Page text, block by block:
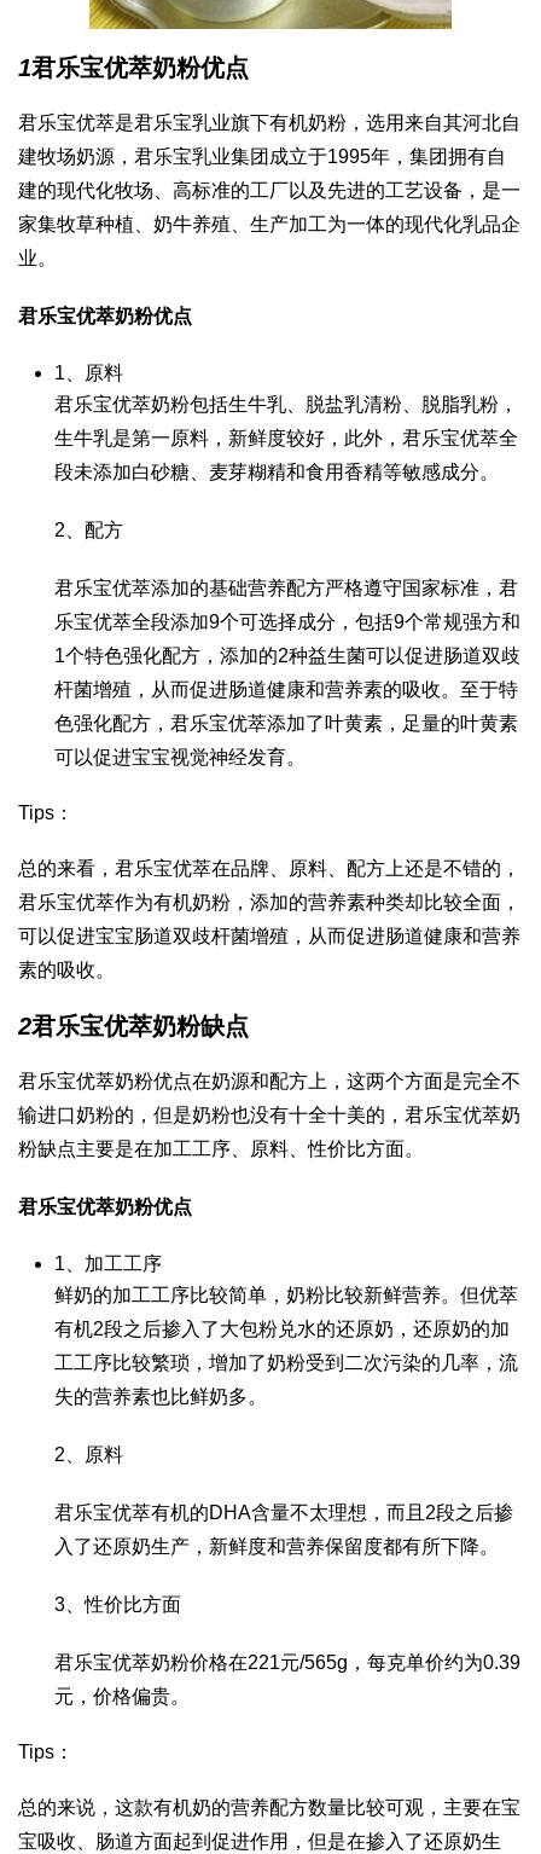
1君乐宝优萃奶粉优点
君乐宝优萃是君乐宝乳业旗下有机奶粉，选用来自其河北自
建牧场奶源，君乐宝乳业集团成立于1995年，集团拥有自
建的现代化牧场、高标准的工厂以及先进的工艺设备，是一
家集牧草种植、奶牛养殖、生产加工为一体的现代化乳品企
业。
君乐宝优萃奶粉优点
1、原料
君乐宝优萃奶粉包括生牛乳、脱盐乳清粉、脱脂乳粉，
生牛乳是第一原料，新鲜度较好， 此外，君乐宝优萃全
段未添加白砂糖、麦芽糊精和食用香精等敏感成分。
2、配方
君乐宝优萃添加的基础营养配方严格遵守国家标准，君
乐宝优萃全段添加9个可选择成分，包括9个常规强方和
1个特色强化配方， 添加的2种益生菌可以促进肠道双歧
杆菌增殖，从而促进肠道健康和营养素的吸收。至于特
色强化配方，君乐宝优萃添加了叶黄素，足量的叶黄素
可以促进宝宝视觉神经发育。
Tips：
总的来看，君乐宝优萃在品牌、原料、配方上还是不错的，
君乐宝优萃作为有机奶粉，添加的营养素种类却比较全面，
可以促进宝宝肠道双歧杆菌增殖，从而促进肠道健康和营养
素的吸收。
2君乐宝优萃奶粉缺点
君乐宝优萃奶粉优点在奶源和配方上，这两个方面是完全不
输进口奶粉的，但是奶粉也没有十全十美的，君乐宝优萃奶
粉缺点主要是在加工工序、原料、性价比方面。
君乐宝优萃奶粉优点
1、加工工序
鲜奶的加工工序比较简单，奶粉比较新鲜营养。但优萃
有机2段之后掺入了大包粉兑水的还原奶，还原奶的加
工工序比较繁琐，增加了奶粉受到二次污染的几率，流
失的营养素也比鲜奶多。
2、原料
君乐宝优萃有机的DHA含量不太理想，而且2段之后掺
入了还原奶生产，新鲜度和营养保留度都有所下降。
3、性价比方面
君乐宝优萃奶粉价格在221元/565g，每克单价约为0.39
元，价格偏贵。
Tips：
总的来说，这款有机奶的营养配方数量比较可观，主要在宝
宝吸收、肠道方面起到促进作用 ，但是在掺入了还原奶生